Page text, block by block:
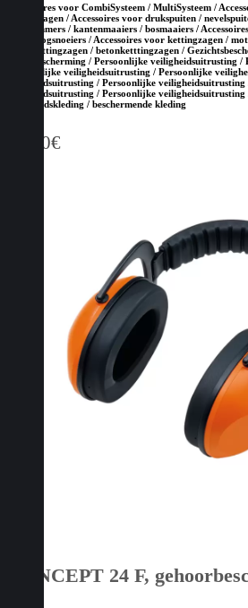
Accessoires voor CombiSysteem / MultiSysteem /
bandenzagen / Accessoires voor drukspuiten /
grastrimmers / kantenmaaiers / bosmaaiers /
voor hoogsnoeiers / Accessoires voor kettingzagen /
steenketttingzagen / betonketttingzagen /
hoofdbescherming / Persoonlijke veiligheidsuitrusting
Persoonlijke veiligheidsuitrusting / Persoonlijke
veiligheidsuitrusting / Persoonlijke
veiligheidsuitrusting / Persoonlijke veiligheidsuitrusting
Veiligheidskleding / beschermende kleding
60,00€
CONCEPT 24 F,